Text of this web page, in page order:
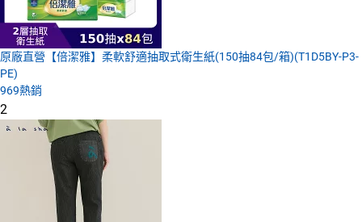
原廠直營【倍潔雅】柔軟舒適抽取式衛生紙(150抽84包/箱)(T1D5BY-P3-
PE)
969熱銷
2